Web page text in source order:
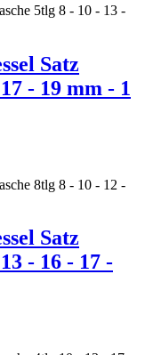
Satz
- 19 mm - 1
Satz
- 16 - 17 -